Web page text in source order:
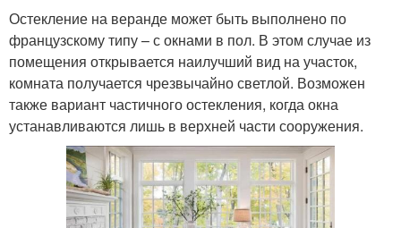
Остекление на веранде может быть выполнено по
французскому типу – с окнами в пол. В этом случае из
помещения открывается наилучший вид на участок,
комната получается чрезвычайно светлой. Возможен
также вариант частичного остекления, когда окна
устанавливаются лишь в верхней части сооружения.